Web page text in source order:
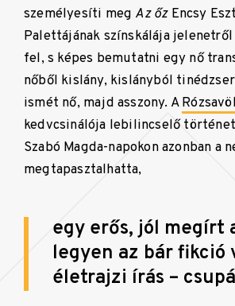
személyesíti meg Az őz Encsy
Palettájának színskálája
fel, s képes bemutatni egy nő
nőből kislány, kislányból
ismét nő, majd asszony. A
kedvcsinálója lebilincselő
Szabó Magda-napokon azonban a
megtapasztalhatta,
egy erős, jól megírt
legyen az bár fikció
életrajzi írás –